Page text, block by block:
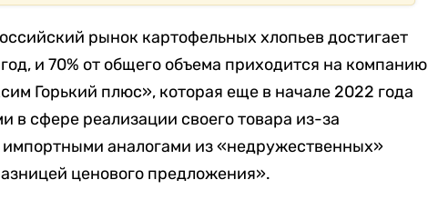
рынок картофельных хлопьев достигает
и 70% от общего объема приходится на компанию
Горький плюс», которая еще в начале 2022 года
в сфере реализации своего товара из-за
аналогами из «недружественных»
ценового предложения».